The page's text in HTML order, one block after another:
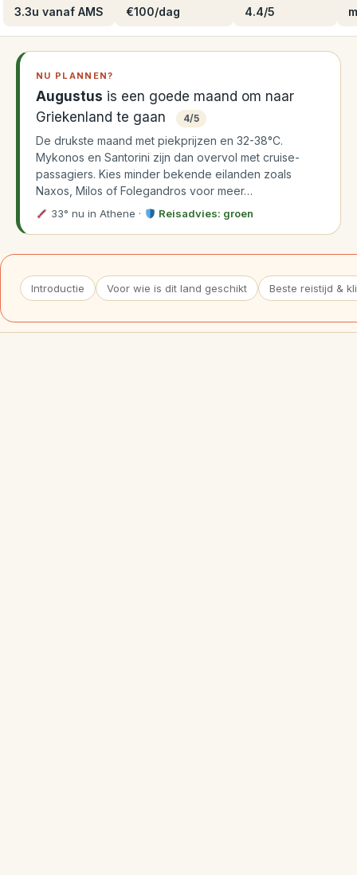
3.3u vanaf AMS €100/dag 4.4/5
NU PLANNEN?
Augustus is een goede maand om naar
Griekenland te gaan
4/5
De drukste maand met piekprijzen en 32-38°C.
Mykonos en Santorini zijn dan overvol met cruise-
passagiers. Kies minder bekende eilanden zoals
Naxos, Milos of Folegandros voor meer…
33° nu in Athene · Reisadvies: groen
Introductie Voor wie is dit land geschikt Beste reistijd &